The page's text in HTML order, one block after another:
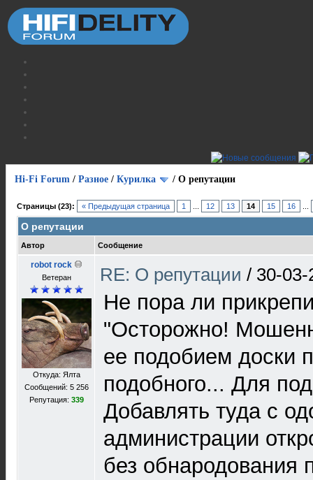
Hi-Fi Forum / Разное / Курилка / О репутации
Страницы (23): « Предыдущая страница 1 12 13 14 15 16
О репутации
Автор Сообщение
robot rock
Ветеран
Откуда: Ялта
Сообщений: 5 256
Репутация: 339
RE: О репутации / 30-03-
Не пора ли
"Осторожно!
ее подобием доски
подобного... Для
Добавлять туда с
администрации
без обнародования